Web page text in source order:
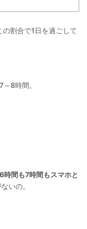
割合で1日を過ごして
8時間。
6時間も7時間もスマホと
いの。